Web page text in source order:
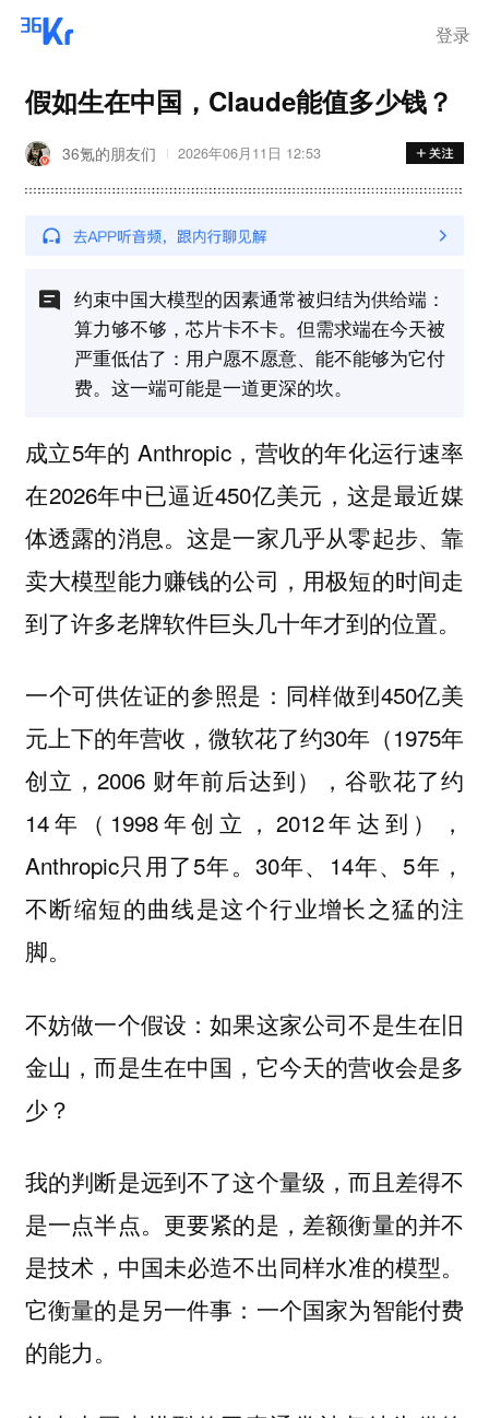
登录
假如生在中国，Claude能值多少钱？
36氪的朋友们 2026年06月11日 12:53
约束中国大模型的因素通常被归结为供给端：
算力够不够，芯片卡不卡。但需求端在今天被
严重低估了：用户愿不愿意、能不能够为它付
费。这一端可能是一道更深的坎。
成立5年的 Anthropic，营收的年化运行速率
在2026年中已逼近450亿美元，这是最近媒
体透露的消息。这是一家几乎从零起步、靠
卖大模型能力赚钱的公司，用极短的时间走
到了许多老牌软件巨头几十年才到的位置。
一个可供佐证的参照是：同样做到450亿美
元上下的年营收，微软花了约30年（1975年
创立，2006 财年前后达到），谷歌花了约
14年（1998年创立，2012年达到），
Anthropic只用了5年。30年、14年、5年，
不断缩短的曲线是这个行业增长之猛的注
脚。
不妨做一个假设：如果这家公司不是生在旧
金山，而是生在中国，它今天的营收会是多
少？
我的判断是远到不了这个量级，而且差得不
是一点半点。更要紧的是，差额衡量的并不
是技术，中国未必造不出同样水准的模型。
它衡量的是另一件事：一个国家为智能付费
的能力。